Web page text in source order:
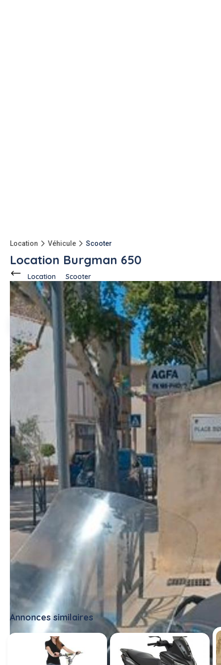
Location Véhicule Scooter
Location Burgman 650
Location Scooter
Ce voisinpropose en locationàVitrolles (13127)
Nassim B. 1 annonce
-150kg qu'à l'achat
Description de l'annonce
Loue Burgman 650 executive de 2009.
en excellent état.
#scooter
Annonces similaires Tout voir